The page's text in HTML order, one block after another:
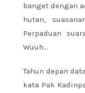
banget dengan
hutan,
Perpaduan
Wuuh…
Tahun depan
kata Pak